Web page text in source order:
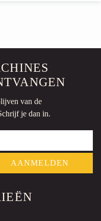
van de
je dan in.
AANMELDEN